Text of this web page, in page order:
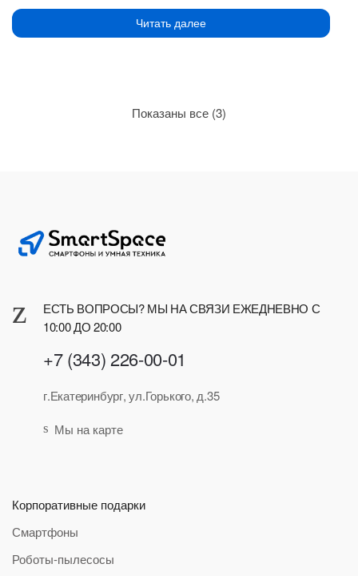
Читать далее
Показаны все (3)
ЕСТЬ ВОПРОСЫ? МЫ НА СВЯЗИ ЕЖЕДНЕВНО С
10:00 ДО 20:00
+7 (343) 226-00-01
г.Екатеринбург, ул.Горького, д.35
Мы на карте
Корпоративные подарки
Смартфоны
Роботы-пылесосы